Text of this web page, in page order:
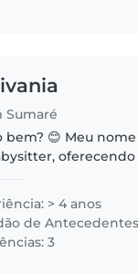
Sumaré
é Claudivania e trabalho
> 4 anos
de
3